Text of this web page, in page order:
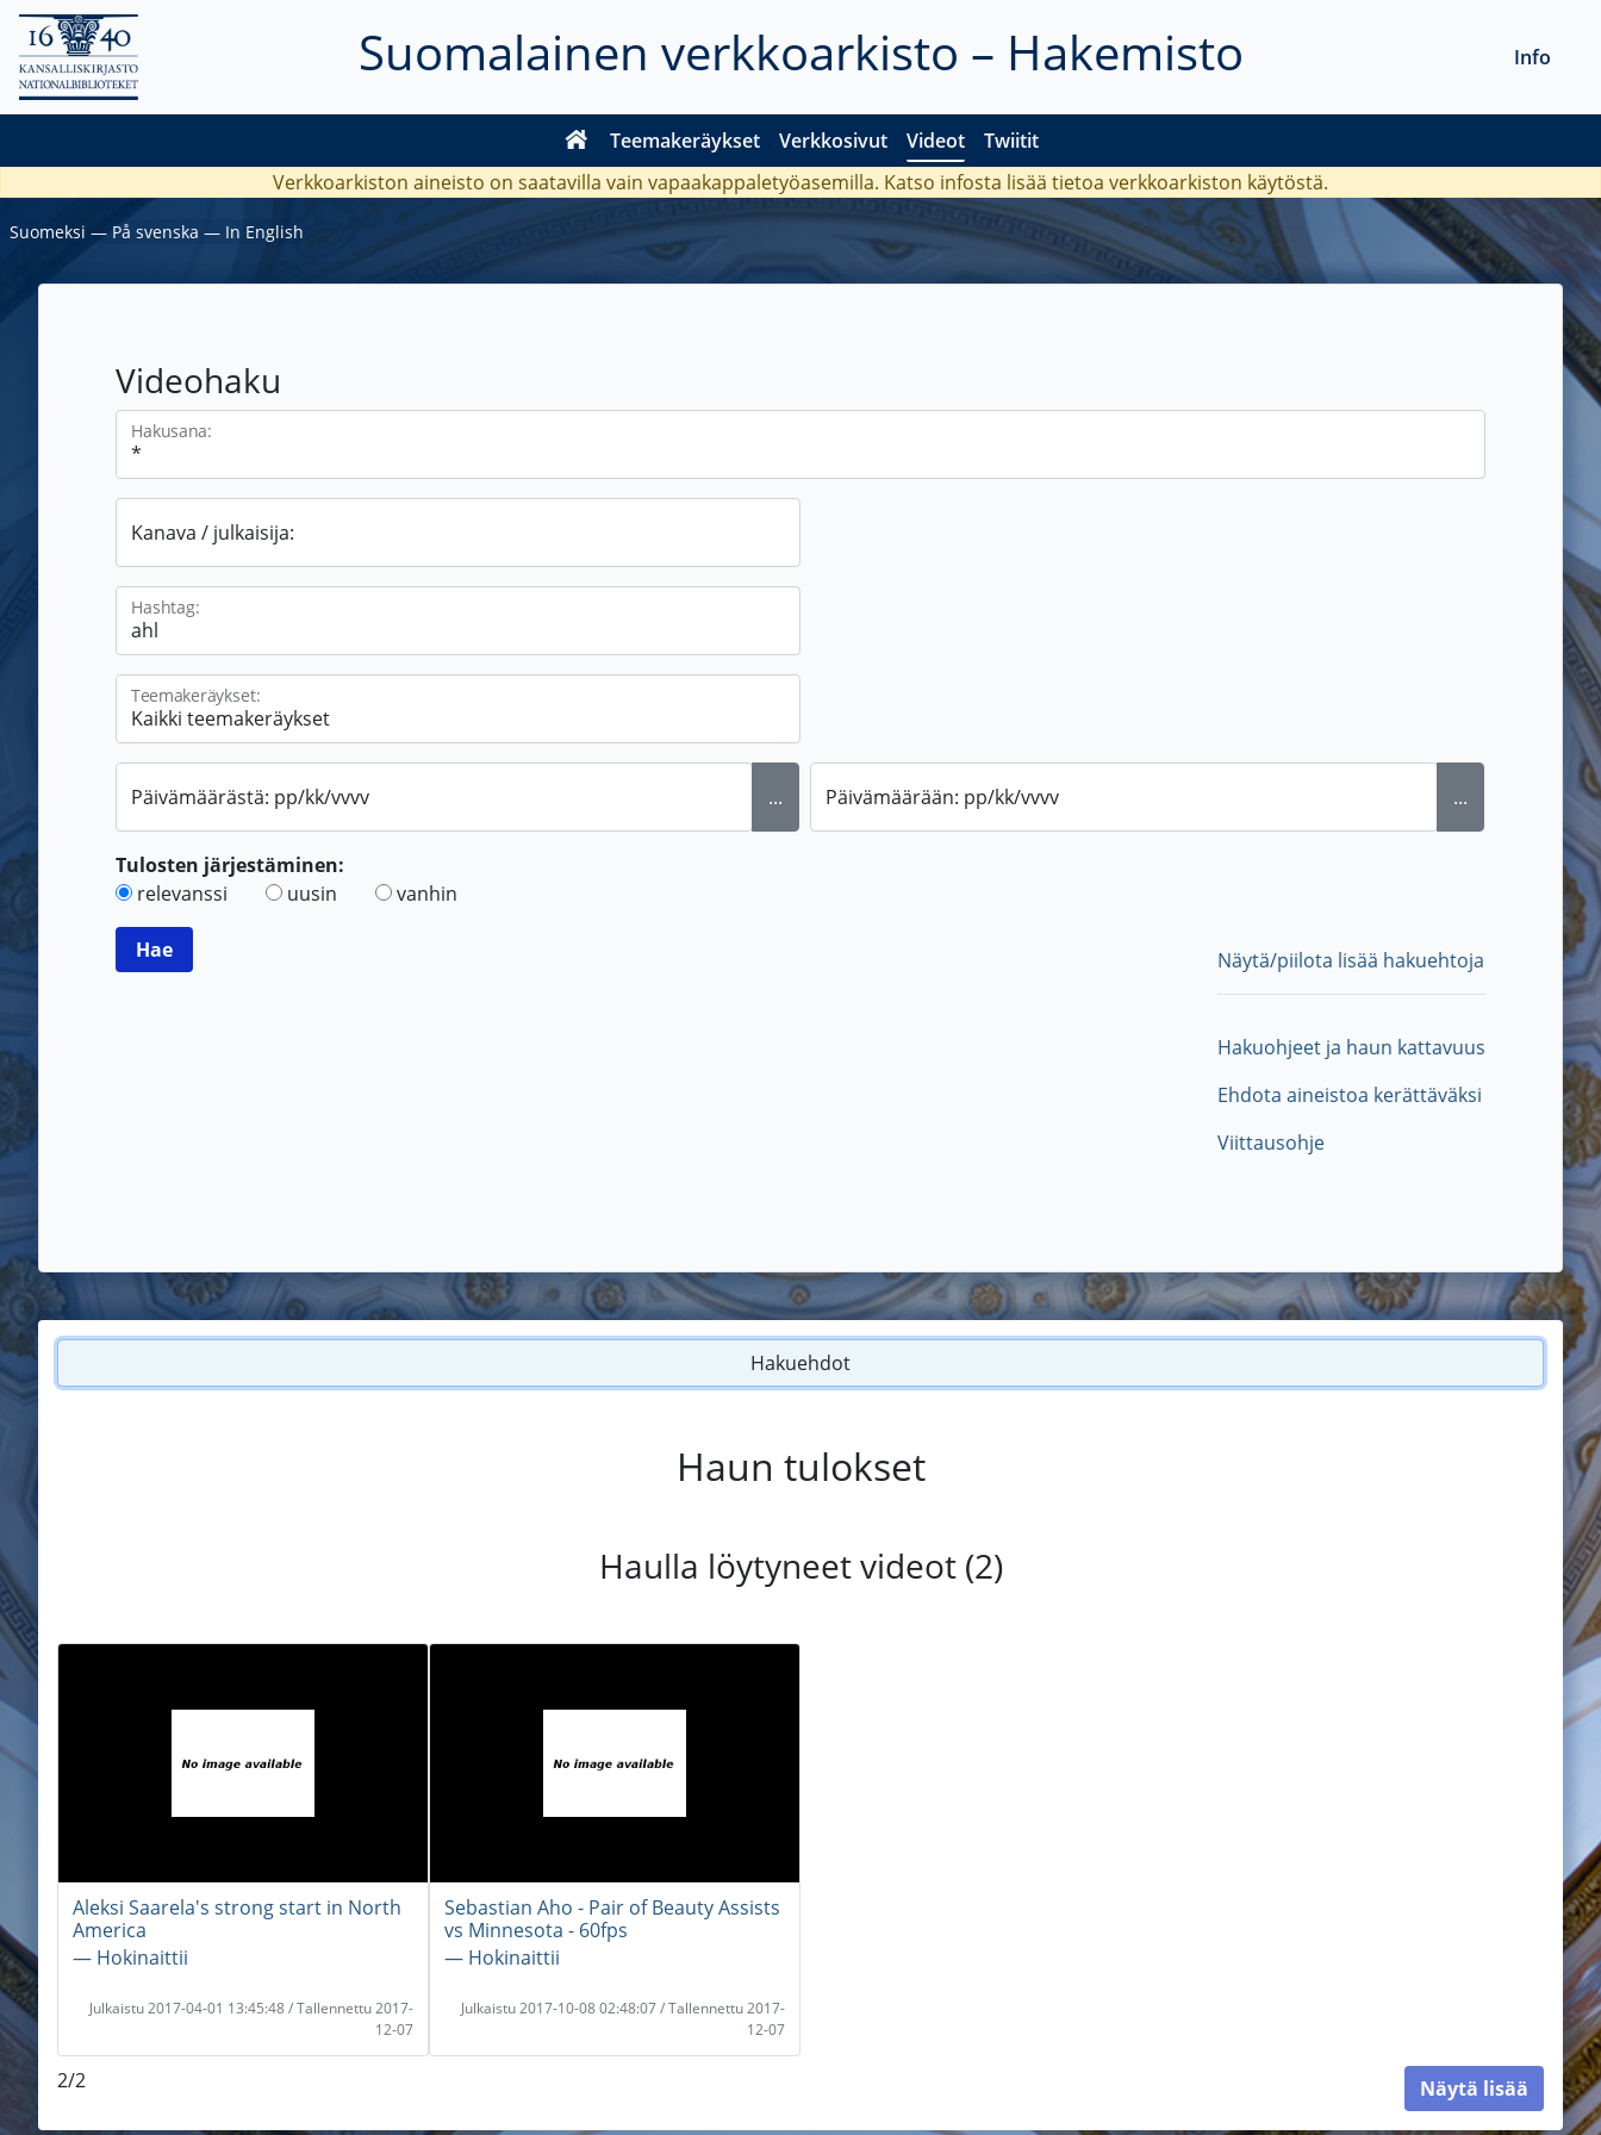
Suomalainen verkkoarkisto – Hakemisto
Teemakeräykset Verkkosivut Videot Twiitit
Info
Verkkoarkiston aineisto on saatavilla vain vapaakappaletyöasemilla. Katso infosta lisää tietoa verkkoarkiston käytöstä.
Suomeksi ― På svenska ― In English
Videohaku
Hakusana:
Kanava / julkaisija:
Hashtag:
Teemakeräykset:
Päivämäärästä: pp/kk/vvvv ... Päivämäärään: pp/kk/vvvv ...
Tulosten järjestäminen:
relevanssi
uusin vanhin
Näytä/piilota lisää hakuehtoja
Hakuohjeet ja haun kattavuus
Ehdota aineistoa kerättäväksi
Viittausohje
Hakuehdot
Haun tulokset
Haulla löytyneet videot (2)
Aleksi Saarela's strong start in North
America
― Hokinaittii
Julkaistu 2017-04-01 13:45:48 / Tallennettu 2017-
12-07
Sebastian Aho - Pair of Beauty Assists
vs Minnesota - 60fps
― Hokinaittii
Julkaistu 2017-10-08 02:48:07 / Tallennettu 2017-
12-07
2/2 Näytä lisää